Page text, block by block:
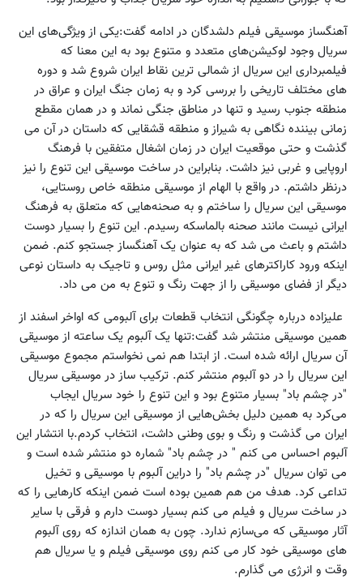
آهنگساز موسیقی فیلم دلشدگان در ادامه گفت:یکی از ویژگی‌های این
سریال وجود لوکیشن‌های متعدد و متنوع بود به این معنا که
فیلمبرداری این سریال از شمالی ترین نقاط ایران شروع شد و دوره
های مختلف تاریخی را بررسی کرد و به زمان جنگ ایران و عراق در
منطقه جنوب رسید و تنها در مناطق جنگی نماند و در همان مقطع
زمانی بیننده نگاهی به شیراز و منطقه قشقایی که داستان در آن می
گذشت و حتی موقعیت ایران در زمان اشغال متفقین با فرهنگ
اروپایی و غربی نیز داشت. بنابراین در ساخت موسیقی این تنوع را نیز
درنظر داشتم. در واقع با الهام از موسیقی منطقه خاص روستایی،
موسیقی این سریال را ساختم و به صحنه‌هایی که متعلق به فرهنگ
ایرانی نیست مانند صحنه بالماسکه رسیدم. این تنوع را بسیار دوست
داشتم و باعث می شد که به عنوان یک آهنگساز جستجو کنم. ضمن
اینکه ورود کاراکترهای غیر ایرانی مثل روس و تاجیک به داستان نوعی
دیگر از فضای موسیقی را از جهت رنگ و تنوع به من می داد.
علیزاده درباره چگونگی انتخاب قطعات برای آلبومی که اواخر اسفند از
همین موسیقی منتشر شد گفت:تنها یک آلبوم یک ساعته از موسیقی
آن سریال ارائه شده است. از ابتدا هم نمی نخواستم مجموع موسیقی
این سریال را در دو آلبوم منتشر کنم. ترکیب ساز در موسیقی سریال
"در چشم باد" بسیار متنوع بود و این تنوع را خود سریال ایجاب
می‌کرد به همین دلیل بخش‌هایی از موسیقی این سریال را که در
ایران می گذشت و رنگ و بوی وطنی داشت، انتخاب کردم.با انتشار این
آلبوم احساس می کنم " در چشم باد" شماره دو منتشر شده است و
می توان سریال "در چشم باد" را دراین آلبوم با موسیقی و تخیل
تداعی کرد. هدف من هم همین بوده است ضمن اینکه کارهایی را که
در ساخت سریال و فیلم می کنم بسیار دوست دارم و فرقی با سایر
آثار موسیقی که می‌سازم ندارد. چون به همان اندازه که روی آلبوم
های موسیقی خود کار می کنم روی موسیقی فیلم و یا سریال هم
وقت و انرژی می گذارم.